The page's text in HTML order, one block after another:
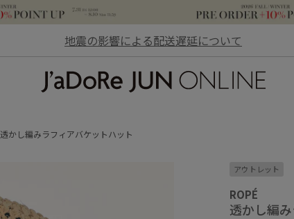
地震の影響による配送遅延について
透かし編みラフィアバケットハット
アウトレット
ROPÉ
透かし編